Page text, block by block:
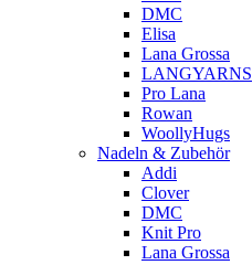
DMC
Elisa
Lana Grossa
LANGYARNS
Pro Lana
Rowan
WoollyHugs
Nadeln & Zubehör
Addi
Clover
DMC
Knit Pro
Lana Grossa